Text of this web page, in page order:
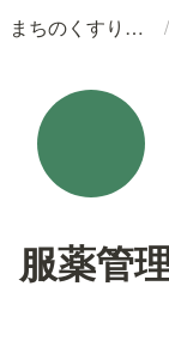
まちのくすりばこ /
服薬管